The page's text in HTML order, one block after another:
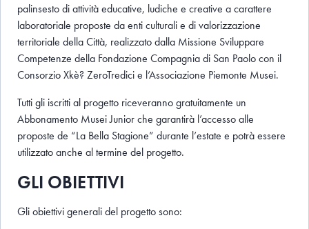
palinsesto di attività educative, ludiche e creative a carattere
laboratoriale proposte da enti culturali e di valorizzazione
territoriale della Città, realizzato dalla Missione Sviluppare
Competenze della Fondazione Compagnia di San Paolo con il
Consorzio Xkè? ZeroTredici e l’Associazione Piemonte Musei.
Tutti gli iscritti al progetto riceveranno gratuitamente un
Abbonamento Musei Junior che garantirà l’accesso alle
proposte de “La Bella Stagione” durante l’estate e potrà essere
utilizzato anche al termine del progetto.
GLI OBIETTIVI
Gliobiettivi generali del progetto sono: